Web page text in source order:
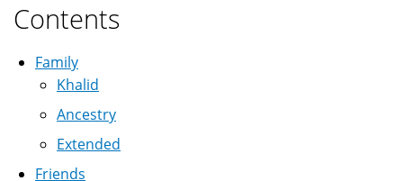
Contents
Family
Khalid
Ancestry
Extended
Friends